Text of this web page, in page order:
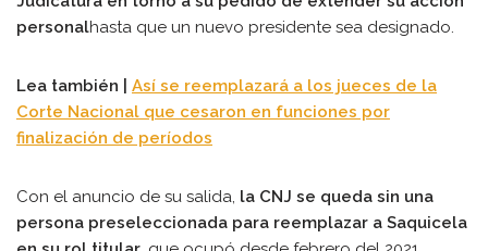
personalhasta que un nuevo presidente sea designado.
Lea también | Así se reemplazará a los jueces de la
Corte Nacional que cesaron en funciones por
finalización de períodos
Con el anuncio de su salida, la CNJ se queda sin una
persona preseleccionada para reemplazar a Saquicela